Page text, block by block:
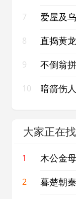
7 爱屋及
8 直捣黄
9 不倒翁
10 暗箭伤
大家正在找
1 木公金
2 暮楚朝